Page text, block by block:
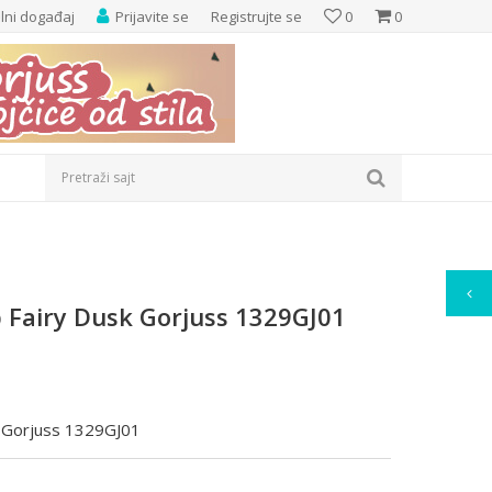
0
0
Prijavite se Registrujte se
događaj
Pretraži sajt
Dusk Gorjuss 1329GJ01
1329GJ01